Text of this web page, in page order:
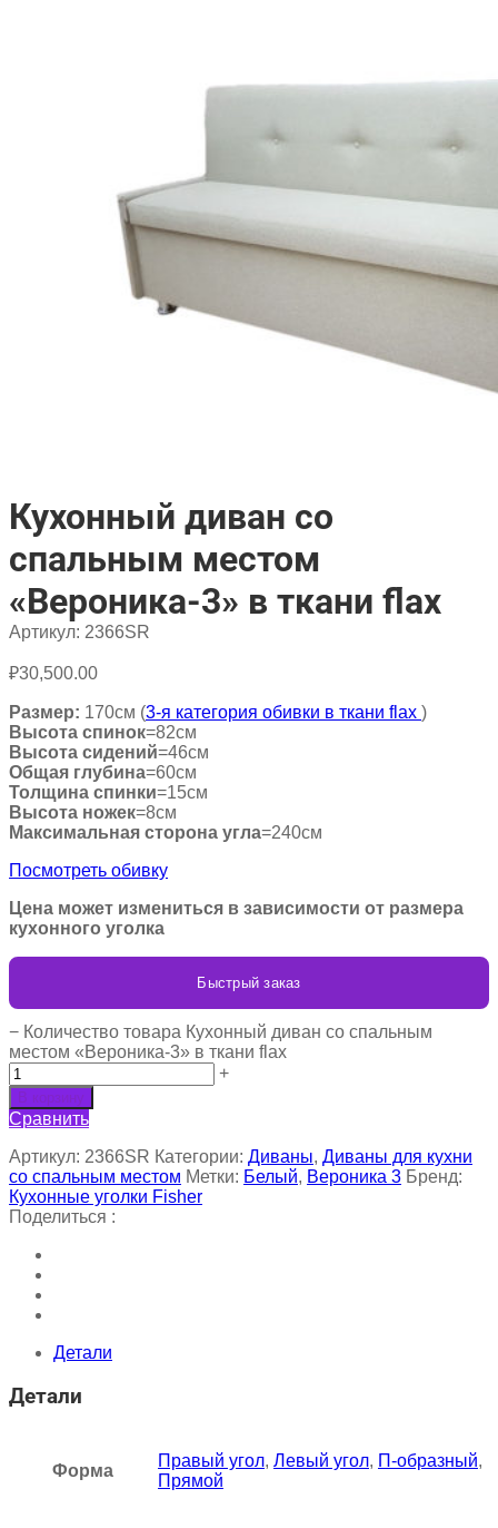
Кухонный диван со
спальным местом
«Вероника-3» в ткани flax
Артикул: 2366SR
₽30,500.00
Размер: 170см (3-я категория обивки в ткани flax )
Высота спинок=82см
Высота сидений=46см
Общая глубина=60см
Толщина спинки=15см
Высота ножек=8см
Максимальная сторона угла=240см
Посмотреть обивку
Цена может измениться в зависимости от размера
кухонного уголка
Быстрый заказ
− Количество товара Кухонный диван со спальным
местом «Вероника-3» в ткани flax
+
В корзину
Сравнить
Артикул: 2366SR Категории: Диваны, Диваны для кухни
со спальным местом Метки: Белый, Вероника 3 Бренд:
Кухонные уголки Fisher
Поделиться :
Детали
Детали
Форма
Правый угол, Левый угол, П-образный,
Прямой